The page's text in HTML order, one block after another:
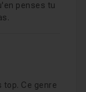
penses tu
Ce genre